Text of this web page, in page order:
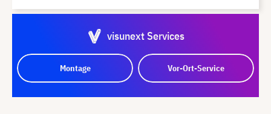
visunext Services
Montage Vor-Ort-Service